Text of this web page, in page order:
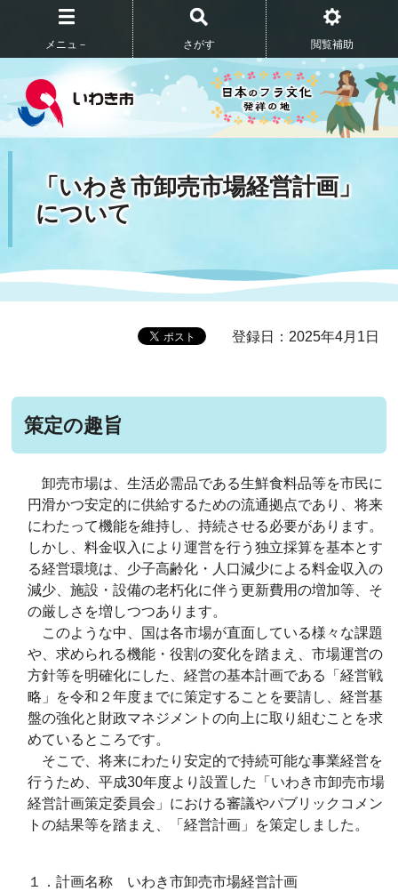
メニュ－ さがす 閲覧補助
「いわき市卸売市場経営計画」
について
登録日：2025年4月1日
策定の趣旨
卸売市場は、生活必需品である生鮮食料品等を市民に
円滑かつ安定的に供給するための流通拠点であり、将来
にわたって機能を維持し、持続させる必要があります。
しかし、料金収入により運営を行う独立採算を基本とす
る経営環境は、少子高齢化・人口減少による料金収入の
減少、施設・設備の老朽化に伴う更新費用の増加等、そ
の厳しさを増しつつあります。
このような中、国は各市場が直面している様々な課題
や、求められる機能・役割の変化を踏まえ、市場運営の
方針等を明確化にした、経営の基本計画である「経営戦
略」を令和２年度までに策定することを要請し、経営基
盤の強化と財政マネジメントの向上に取り組むことを求
めているところです。
そこで、将来にわたり安定的で持続可能な事業経営を
行うため、平成30年度より設置した「いわき市卸売市場
経営計画策定委員会」における審議やパブリックコメン
トの結果等を踏まえ、「経営計画」を策定しました。
１．計画名称 いわき市卸売市場経営計画